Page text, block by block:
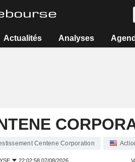
Actualités Analyses
Centene Corporation
22:02:58 07/08/2026